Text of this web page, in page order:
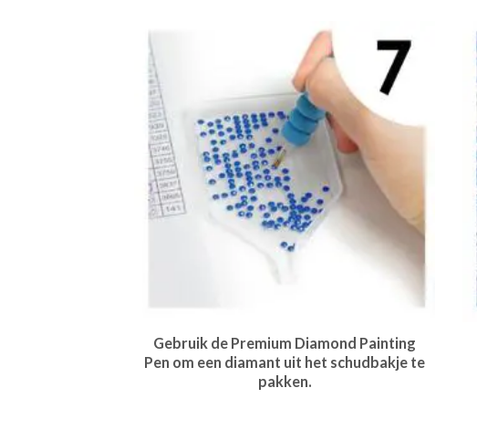
Gebruik de Premium Diamond Painting
Pen om een diamant uit het schudbakje te
pakken.